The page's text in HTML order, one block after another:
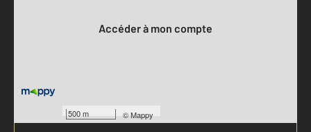
500 m ©Mappy
Accéder à mon compte